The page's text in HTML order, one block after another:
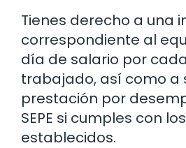
Tienes derecho a una
correspondiente al
día de salario por
trabajado, así como a
prestación por
SEPE si cumples con
establecidos.